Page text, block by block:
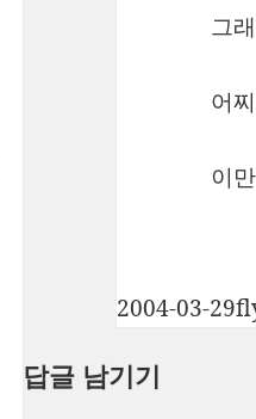
그
어
이
작
일
2004-03-29
답글 남기기